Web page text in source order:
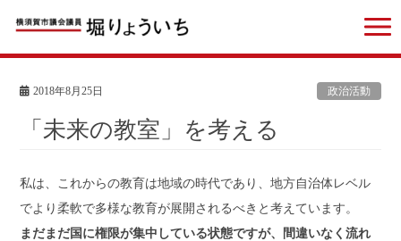
2018年8月25日 政治活動
「未来の教室」を考える
私は、これからの教育は地域の時代であり、地方自治体レベル
でより柔軟で多様な教育が展開されるべきと考えています。
まだまだ国に権限が集中している状態ですが、間違いなく流れ